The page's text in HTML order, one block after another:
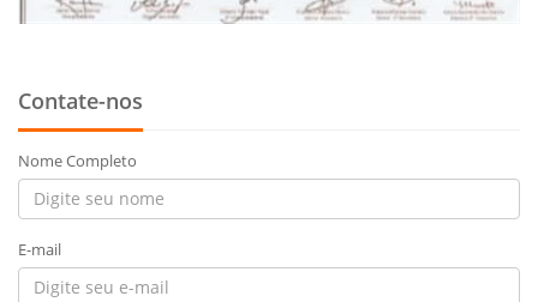
Contate-nos
Nome Completo
E-mail